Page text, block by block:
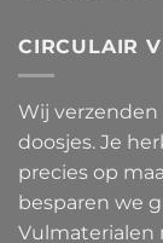
CIRCULAIR
Wij
doosjes. Je
precies op
besparen we
Vulmaterialen